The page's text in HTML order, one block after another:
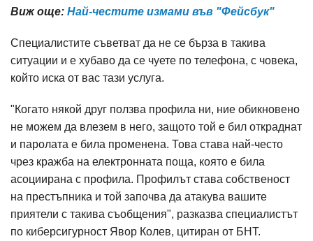
Виж още: Най-честите измами във "Фейсбук"
Специалистите съветват да не се бърза в такива
ситуации и е хубаво да се чуете по телефона, с човека,
който иска от вас тази услуга.
"Когато някой друг ползва профила ни, ние обикновено
не можем да влезем в него, защото той е бил откраднат
и паролата е била променена. Това става най-често
чрез кражба на електронната поща, която е била
асоциирана с профила. Профилът става собственост
на престъпника и той започва да атакува вашите
приятели с такива съобщения", разказва специалистът
по киберсигурност Явор Колев, цитиран от БНТ.